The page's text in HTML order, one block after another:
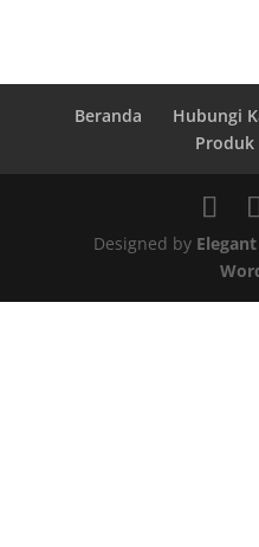
Beranda Hubungi
Produk
Designed by